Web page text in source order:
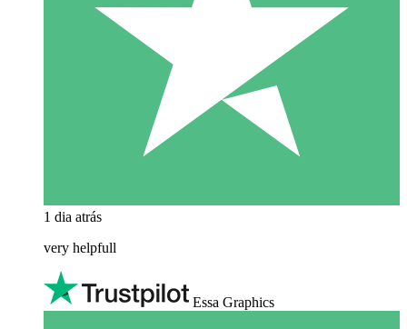
1 dia atrás
very helpfull
Essa Graphics